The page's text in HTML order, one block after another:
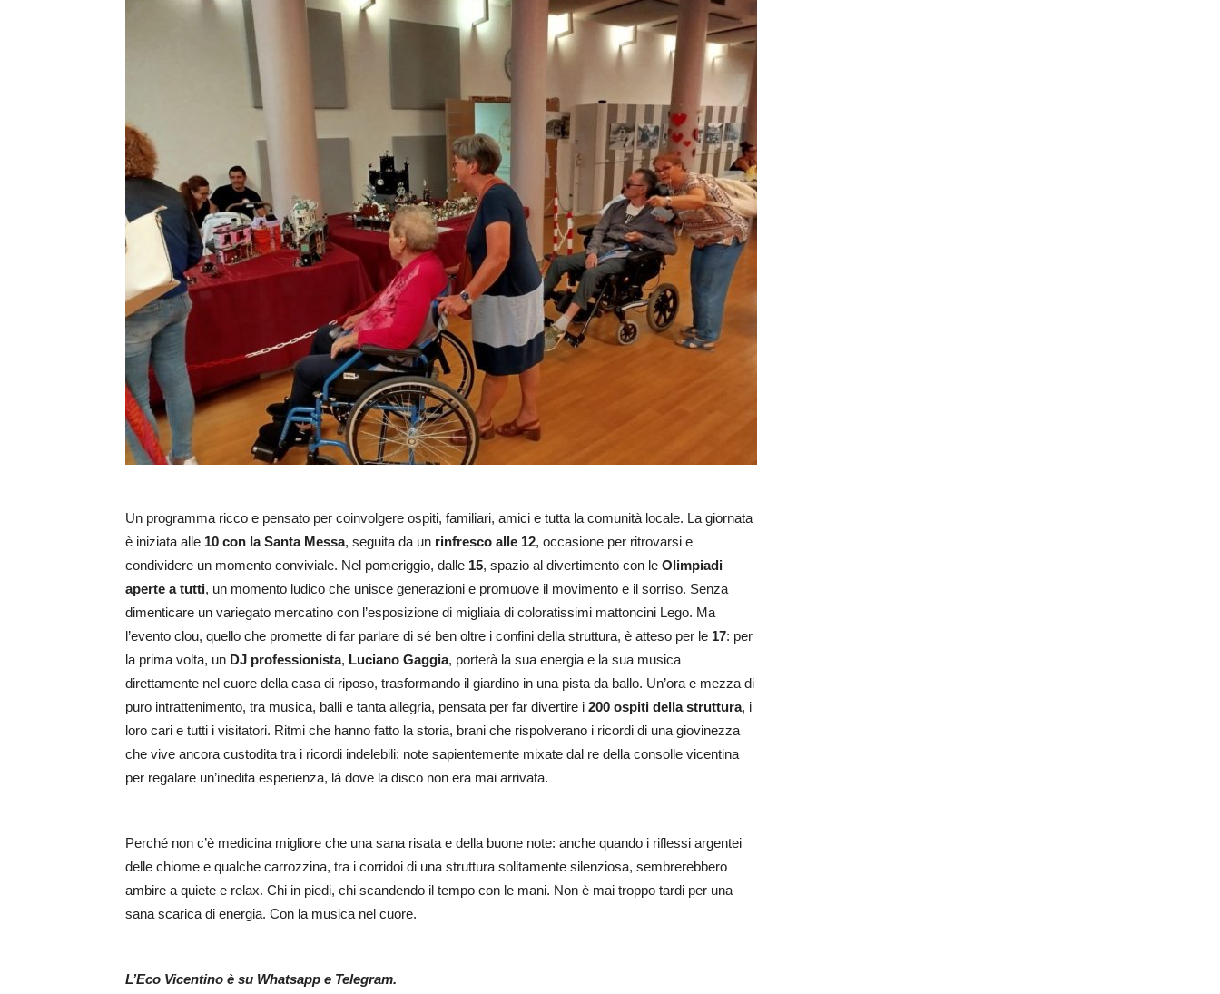
Un programma ricco e pensato per coinvolgere ospiti, familiari, amici e tutta la comunità locale. La giornata
è iniziata alle 10 con la Santa Messa, seguita da un rinfresco alle 12, occasione per ritrovarsi e
condividere un momento conviviale. Nel pomeriggio, dalle 15, spazio al divertimento con le Olimpiadi
aperte a tutti, un momento ludico che unisce generazioni e promuove il movimento e il sorriso. Senza
dimenticare un variegato mercatino con l’esposizione di migliaia di coloratissimi mattoncini Lego. Ma
l’evento clou, quello che promette di far parlare di sé ben oltre i confini della struttura, è atteso per le 17: per
la prima volta, un DJ professionista, Luciano Gaggia, porterà la sua energia e la sua musica
direttamente nel cuore della casa di riposo, trasformando il giardino in una pista da ballo. Un’ora e mezza di
puro intrattenimento, tra musica, balli e tanta allegria, pensata per far divertire i 200 ospiti della struttura, i
loro cari e tutti i visitatori. Ritmi che hanno fatto la storia, brani che rispolverano i ricordi di una giovinezza
che vive ancora custodita tra i ricordi indelebili: note sapientemente mixate dal re della consolle vicentina
per regalare un’inedita esperienza, là dove la disco non era mai arrivata.
Perché non c’è medicina migliore che una sana risata e della buone note: anche quando i riflessi argentei
delle chiome e qualche carrozzina, tra i corridoi di una struttura solitamente silenziosa, sembrerebbero
ambire a quiete e relax. Chi in piedi, chi scandendo il tempo con le mani. Non è mai troppo tardi per una
sana scarica di energia. Con la musica nel cuore.
L’Eco Vicentino è su Whatsapp e Telegram.